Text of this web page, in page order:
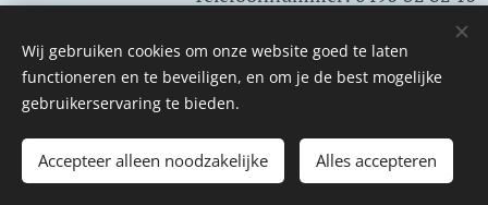
0478 01 83 22
Btw nr: BE0791.820.502
Cookies
Wij gebruiken cookies om onze website goed te laten
functioneren en te beveiligen, en om je de best mogelijke
gebruikerservaring te bieden.
Accepteer alleen noodzakelijke Alles accepteren